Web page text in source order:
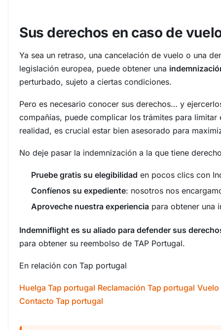
Sus derechos en caso de
Ya sea un retraso, una cancelación de vuelo o una
legislación europea, puede obtener una
perturbado, sujeto a ciertas condiciones.
Pero es necesario conocer sus derechos… y
compañías, puede complicar los trámites para
realidad, es crucial estar bien asesorado para
No deje pasar la indemnización a la que tiene
Pruebe gratis su elegibilidad en pocos clics con
Confíenos su expediente: nosotros nos
Aproveche nuestra experiencia para obtener una
Indemniflight es su aliado para defender sus
para obtener su reembolso de TAP Portugal.
En relación con Tap portugal
Huelga Tap portugal Reclamación Tap portugal Vuelo
Contacto Tap portugal